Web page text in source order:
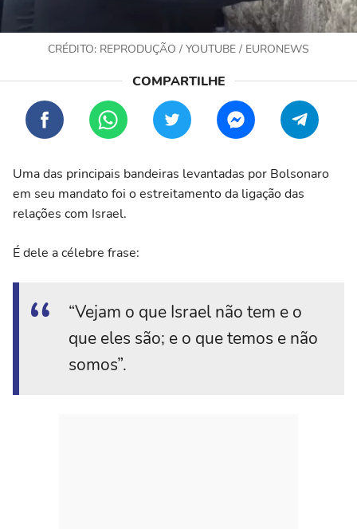
CRÉDITO: REPRODUÇÃO / YOUTUBE / EURONEWS
Uma das principais bandeiras levantadas por Bolsonaro
em seu mandato foi o estreitamento da ligação das
relações com Israel.
É dele a célebre frase:
“Vejam o que Israel não tem e o
que eles são; e o que temos e não
somos”.